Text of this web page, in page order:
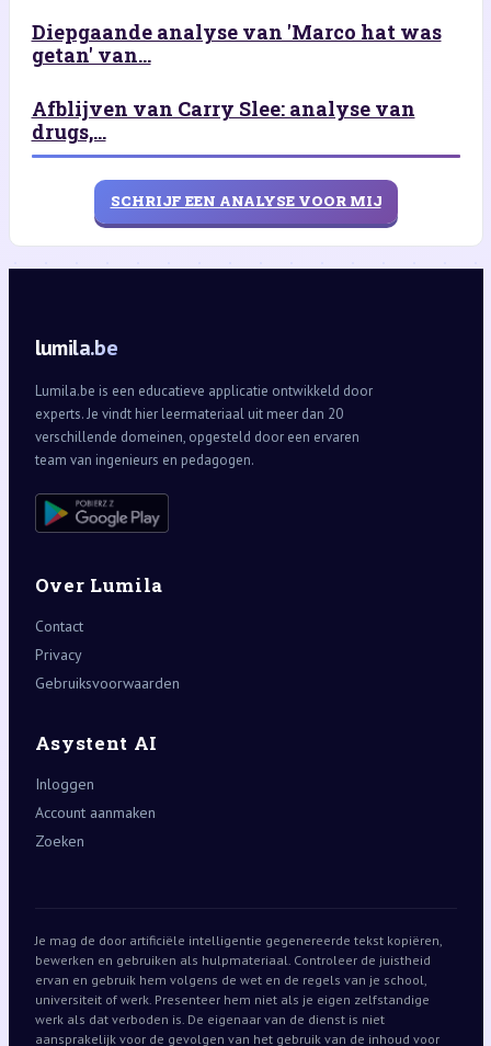
Diepgaande analyse van 'Marco hat was
getan' van...
Afblijven van Carry Slee: analyse van
drugs,...
SCHRIJF EEN ANALYSE VOOR MIJ
lumila.be
Lumila.be is een educatieve applicatie ontwikkeld door
experts. Je vindt hier leermateriaal uit meer dan 20
verschillende domeinen, opgesteld door een ervaren
team van ingenieurs en pedagogen.
Over Lumila
Contact
Privacy
Gebruiksvoorwaarden
Asystent AI
Inloggen
Account aanmaken
Zoeken
Je mag de door artificiële intelligentie gegenereerde tekst kopiëren,
bewerken en gebruiken als hulpmateriaal. Controleer de juistheid
ervan en gebruik hem volgens de wet en de regels van je school,
universiteit of werk. Presenteer hem niet als je eigen zelfstandige
werk als dat verboden is. De eigenaar van de dienst is niet
aansprakelijk voor de gevolgen van het gebruik van de inhoud voor